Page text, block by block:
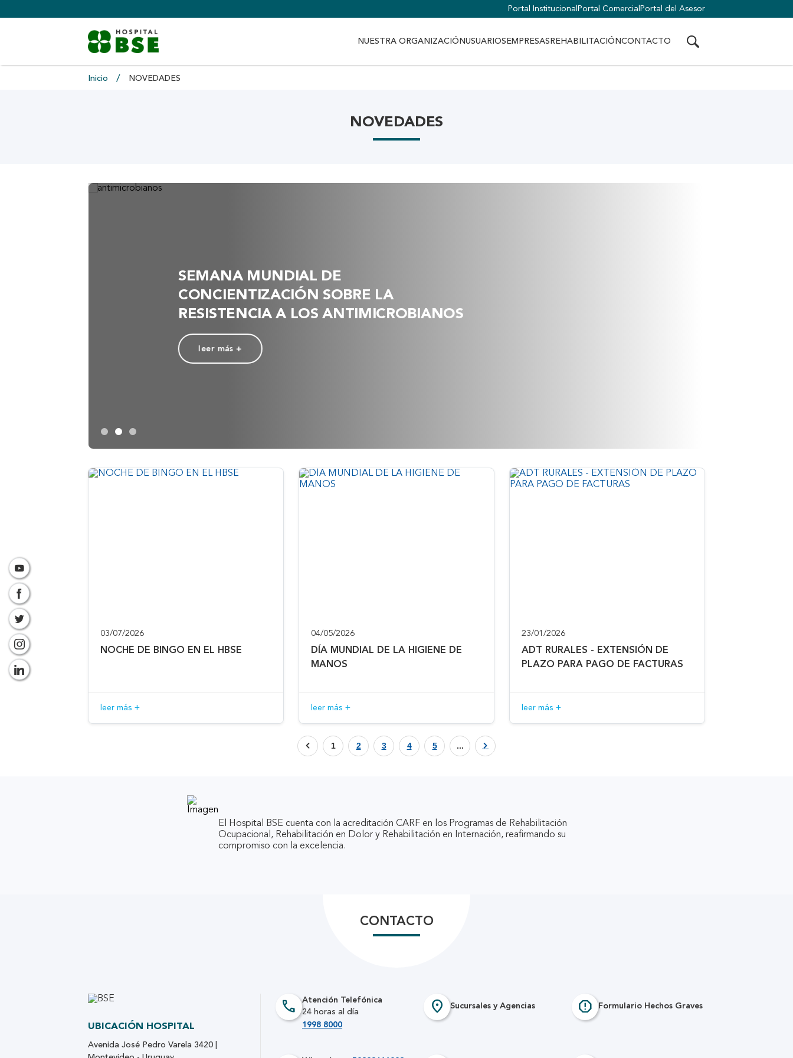
Portal Institucional Portal Comercial Portal del Asesor
NUESTRA ORGANIZACIÓNUSUARIOS EMPRESAS REHABILITACIÓNCONTACTO
Inicio NOVEDADES
NOVEDADES
SEMANA MUNDIAL DE
CONCIENTIZACIÓN SOBRE LA
RESISTENCIA A LOS ANTIMICROBIANOS
leer más +
03/07/2026
NOCHE DE BINGO EN EL HBSE
leer más +
04/05/2026
DÍA MUNDIAL DE LA HIGIENE DE
MANOS
leer más +
23/01/2026
ADT RURALES - EXTENSIÓN DE
PLAZO PARA PAGO DE FACTURAS
leer más +
1 2 3 4 5 ...
El Hospital BSE cuenta con la acreditación CARF en los Programas de Rehabilitación
Ocupacional, Rehabilitación en Dolor y Rehabilitación en Internación, reafirmando su
compromiso con la excelencia.
CONTACTO
call Atención Telefónica
24 horas al día
1998 8000
location_on Sucursales y Agencias report Formulario Hechos Graves
UBICACIÓN HOSPITAL
Avenida José Pedro Varela 3420 |